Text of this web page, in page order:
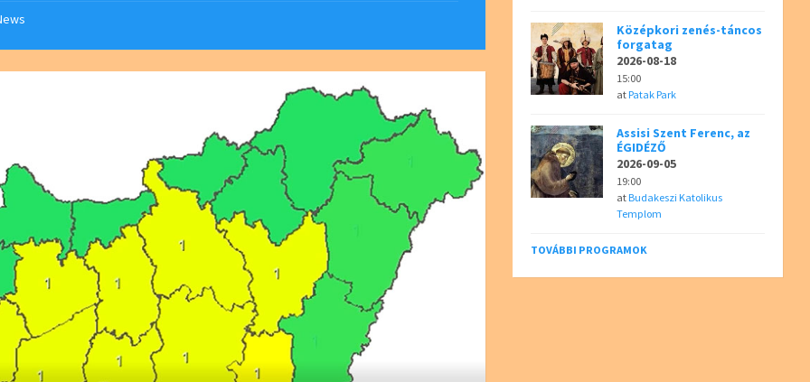
Középkori zenés-táncos
forgatag
2026-08-18
15:00
atPatak Park
Assisi Szent Ferenc, az
ÉGIDÉZŐ
2026-09-05
19:00
atBudakeszi Katolikus
Templom
TOVÁBBI PROGRAMOK